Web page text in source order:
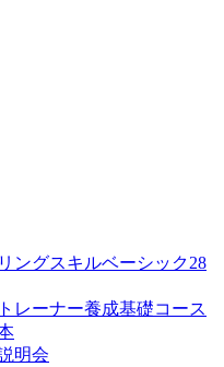
ングスキルベーシック28
レーナー養成基礎コース
明会